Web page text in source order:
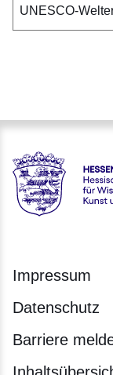
UNESCO-
Hessen -
Impressum
Datenschutz
Barriere